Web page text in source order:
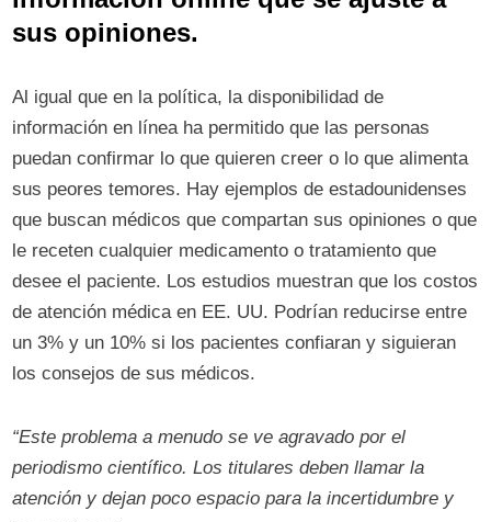
sus opiniones.
Al igual que en la política, la disponibilidad de
información en línea ha permitido que las personas
puedan confirmar lo que quieren creer o lo que alimenta
sus peores temores. Hay ejemplos de estadounidenses
que buscan médicos que compartan sus opiniones o que
le receten cualquier medicamento o tratamiento que
desee el paciente. Los estudios muestran que los costos
de atención médica en EE. UU. Podrían reducirse entre
un 3% y un 10% si los pacientes confiaran y siguieran
los consejos de sus médicos.
“Este problema a menudo se ve agravado por el
periodismo científico. Los titulares deben llamar la
atención y dejan poco espacio para la incertidumbre y